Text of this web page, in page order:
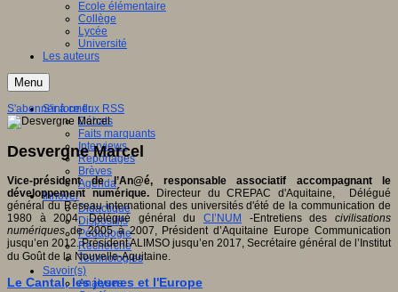
Ecole élémentaire
Collège
Lycée
Université
Les auteurs
Menu
S'informer
Débats
Faits marquants
Interviews
Reportages
Brèves
Agenda
Innover
Didactique
Dispositifs
Pédagogie
Recherche
Technologies
Savoir(s)
Analyses
S'abonner à ce flux RSS
Desvergne Marcel
Vice-président de l’An@é, responsable associatif accompagnant le
développement numérique.Directeur du CREPAC d'Aquitaine, Délégué
général du Réseau international des universités d'été de la communication de
1980 à 2004, Délégué général du CI’NUM -Entretiens des civilisations
numériquesde 2005 à 2007, Président d’Aquitaine Europe Communication
jusqu’en 2012. Président ALIMSO jusqu’en 2017, Secrétaire général de l’Institut
du Goût de la Nouvelle-Aquitaine.
Le Cantal, les jeunes et l'Europe